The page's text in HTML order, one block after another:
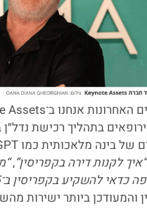
בתהליך רכישת
“איך לקנות דירה בקפריסין”,
כדאי להשקיע בקפריסין ב־2025”
והמעודכן ביותר ישירות